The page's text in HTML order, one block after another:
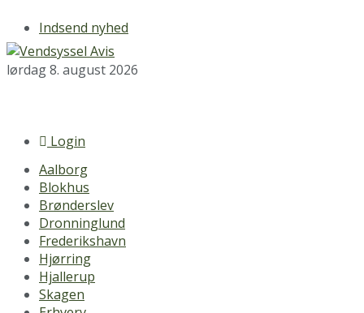
Indsend nyhed
lørdag 8. august 2026
Login
Aalborg
Blokhus
Brønderslev
Dronninglund
Frederikshavn
Hjørring
Hjallerup
Skagen